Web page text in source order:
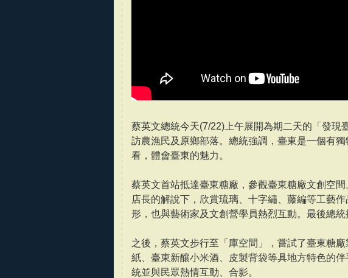
蔡英文總統今天(7/22)上午展開為期二天的「發現
訪農漁民及原鄉部落。總統強調，臺東是一個有
看，體會臺東的魅力。
蔡英文首站抵達臺東糖廠，參觀臺東糖廠文創空
店長的解說下，欣賞琉璃、十字繡、藤編等工藝
形，也與藝術家及文創營學員熱烈互動。最後總
之後，蔡英文步行至「庫空間」，嘗試了臺東糖
紙、臺東新釀小米酒、皮製背袋等具地方特色的
統並與民眾熱情互動、合影。